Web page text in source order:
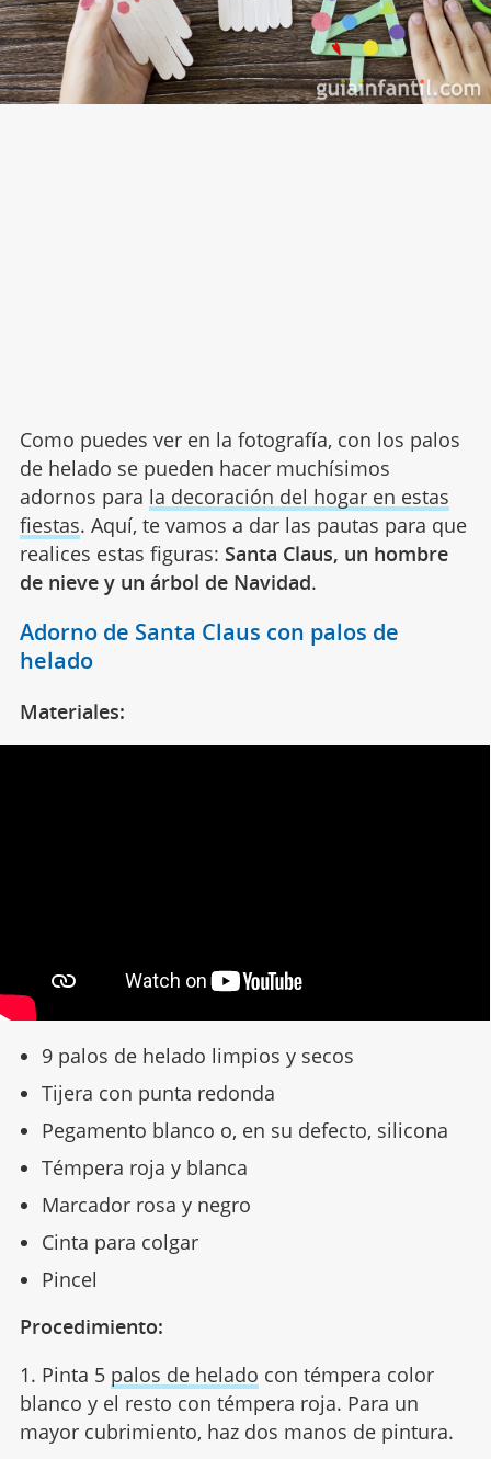
Como puedes ver en la fotografía, con los palos
de helado se pueden hacer muchísimos
adornos para la decoración del hogar en estas
fiestas. Aquí, te vamos a dar las pautas para que
realices estas figuras: Santa Claus, un hombre
de nieve y un árbol de Navidad.
Adorno de Santa Claus con palos de
helado
Materiales:
9 palos de helado limpios y secos
Tijera con punta redonda
Pegamento blanco o, en su defecto, silicona
Témpera roja y blanca
Marcador rosa y negro
Cinta para colgar
Pincel
Procedimiento:
1. Pinta 5 palos de helado con témpera color
blanco y el resto con témpera roja. Para un
mayor cubrimiento, haz dos manos de pintura.